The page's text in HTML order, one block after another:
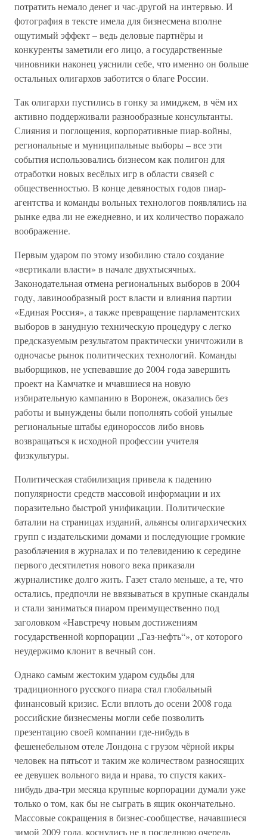
потратить немало денег и час-другой на интервью. И
фотография в тексте имела для бизнесмена вполне
ощутимый эффект – ведь деловые партнёры и
конкуренты заметили его лицо, а государственные
чиновники наконец уяснили себе, что именно он больше
остальных олигархов заботится о благе России.
Так олигархи пустились в гонку за имиджем, в чём их
активно поддерживали разнообразные консультанты.
Слияния и поглощения, корпоративные пиар-войны,
региональные и муниципальные выборы – все эти
события использовались бизнесом как полигон для
отработки новых весёлых игр в области связей с
общественностью. В конце девяностых годов пиар-
агентства и команды вольных технологов появлялись на
рынке едва ли не ежедневно, и их количество поражало
воображение.
Первым ударом по этому изобилию стало создание
«вертикали власти» в начале двухтысячных.
Законодательная отмена региональных выборов в 2004
году, лавинообразный рост власти и влияния партии
«Единая Россия», а также превращение парламентских
выборов в занудную техническую процедуру с легко
предсказуемым результатом практически уничтожили в
одночасье рынок политических технологий. Команды
выборщиков, не успевавшие до 2004 года завершить
проект на Камчатке и мчавшиеся на новую
избирательную кампанию в Воронеж, оказались без
работы и вынуждены были пополнять собой унылые
региональные штабы единороссов либо вновь
возвращаться к исходной профессии учителя
физкультуры.
Политическая стабилизация привела к падению
популярности средств массовой информации и их
поразительно быстрой унификации. Политические
баталии на страницах изданий, альянсы олигархических
групп с издательскими домами и последующие громкие
разоблачения в журналах и по телевидению к середине
первого десятилетия нового века приказали
журналистике долго жить. Газет стало меньше, а те, что
остались, предпочли не ввязываться в крупные скандалы
и стали заниматься пиаром преимущественно под
заголовком «Навстречу новым достижениям
государственной корпорации „Газ-нефть“», от которого
неудержимо клонит в вечный сон.
Однако самым жестоким ударом судьбы для
традиционного русского пиара стал глобальный
финансовый кризис. Если вплоть до осени 2008 года
российские бизнесмены могли себе позволить
презентацию своей компании где-нибудь в
фешенебельном отеле Лондона с грузом чёрной икры
человек на пятьсот и таким же количеством разносящих
ее девушек вольного вида и нрава, то спустя каких-
нибудь два-три месяца крупные корпорации думали уже
только о том, как бы не сыграть в ящик окончательно.
Массовые сокращения в бизнес-сообществе, начавшиеся
зимой 2009 года, коснулись не в последнюю очередь